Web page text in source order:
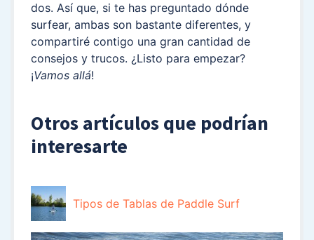
dos. Así que, si te has preguntado dónde
surfear, ambas son bastante diferentes, y
compartiré contigo una gran cantidad de
consejos y trucos. ¿Listo para empezar?
¡Vamos allá!
Otros artículos que podrían
interesarte
Tipos de Tablas de Paddle Surf